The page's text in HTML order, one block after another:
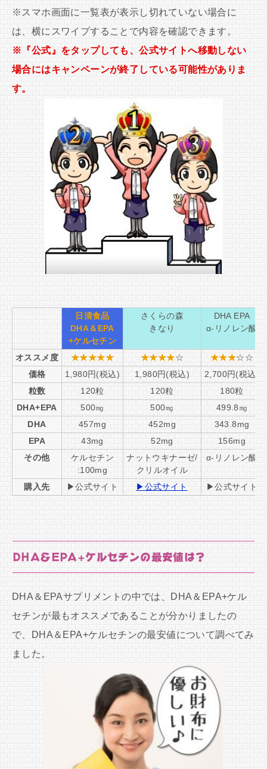
※スマホ画面に一覧表が表示し切れていない場合に
は、横にスワイプすることで内容を確認できます。
※『公式』をタップしても、公式サイトへ移動しない
場合にはキャンペーンが終了している可能性がありま
す。
日清食品
DHA＆EPA
+ケルセチン
さくらの森
きなり
DHA EPA
α-リノレン酸
オススメ度 ★★★★★ ★★★★☆ ★★★☆☆
価格
1,980円(税込) 1,980円(税込) 2,700円(税込)
粒数
120粒 120粒
180粒
DHA+EPA
500㎎ 500㎎
499.8㎎
DHA
457mg 452mg
343.8mg
EPA
43mg 52mg
156mg
その他
ケルセチン
:100mg
ナットウキナーゼ/
クリルオイル
α-リノレン酸
購入先 ▶公式サイト ▶公式サイト ▶公式サイト
DHA＆EPA+ケルセチンの最安値は？
DHA＆EPAサプリメントの中では、DHA＆EPA+ケル
セチンが最もオススメであることが分かりましたの
で、DHA＆EPA+ケルセチンの最安値について調べてみ
ました。